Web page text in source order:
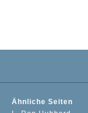
Ähnliche Seiten